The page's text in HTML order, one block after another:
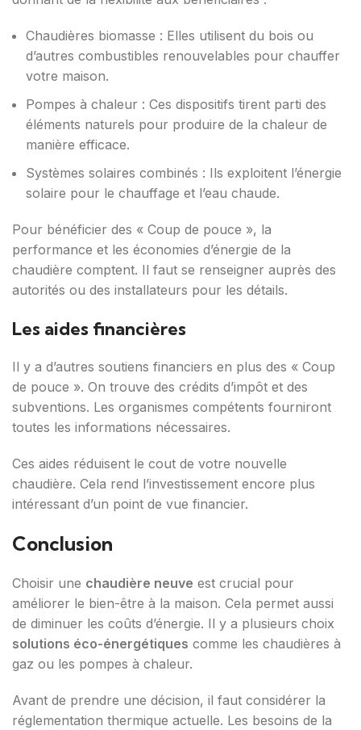
Chaudières biomasse : Elles utilisent du bois ou
d’autres combustibles renouvelables pour chauffer
votre maison.
Pompes à chaleur : Ces dispositifs tirent parti des
éléments naturels pour produire de la chaleur de
manière efficace.
Systèmes solaires combinés : Ils exploitent l’énergie
solaire pour le chauffage et l’eau chaude.
Pour bénéficier des « Coup de pouce », la
performance et les économies d’énergie de la
chaudière comptent. Il faut se renseigner auprès des
autorités ou des installateurs pour les détails.
Les aides financières
Il y a d’autres soutiens financiers en plus des « Coup
de pouce ». On trouve des crédits d’impôt et des
subventions. Les organismes compétents fourniront
toutes les informations nécessaires.
Ces aides réduisent le cout de votre nouvelle
chaudière. Cela rend l’investissement encore plus
intéressant d’un point de vue financier.
Conclusion
Choisir une chaudière neuve est crucial pour
améliorer le bien-être à la maison. Cela permet aussi
de diminuer les coûts d’énergie. Il y a plusieurs choix
solutions éco-énergétiques comme les chaudières à
gaz ou les pompes à chaleur.
Avant de prendre une décision, il faut considérer la
réglementation thermique actuelle. Les besoins de la